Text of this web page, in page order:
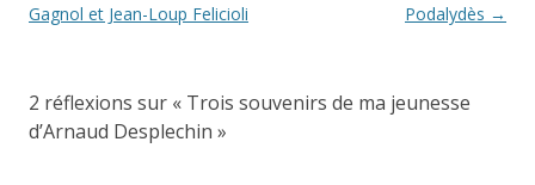
des
Gagnol et Jean-Loup Felicioli
Podalydès →
2 réflexions sur « Trois souvenirs de ma jeunesse
d’Arnaud Desplechin »